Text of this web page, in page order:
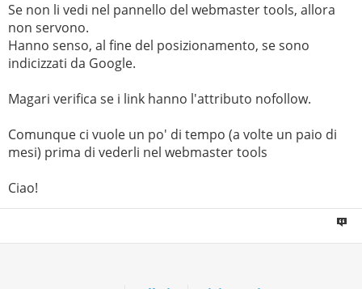
Se non li vedi nel pannello del webmaster tools, allora
non servono.
Hanno senso, al fine del posizionamento, se sono
indicizzati da Google.
Magari verifica se i link hanno l'attributo nofollow.
Comunque ci vuole un po' di tempo (a volte un paio di
mesi) prima di vederli nel webmaster tools
Ciao!